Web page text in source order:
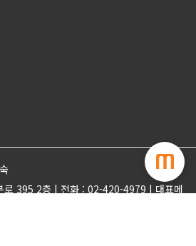
로 395 2층 | 전화 : 02-420-4979 | 대표메